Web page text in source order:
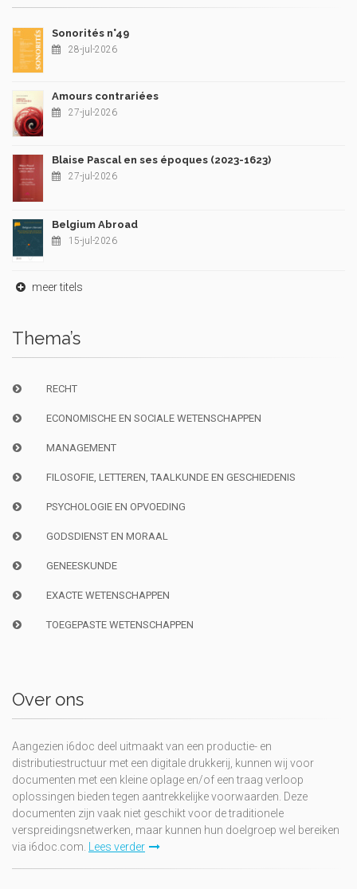
Sonorités n°49
28-jul-2026
Amours contrariées
27-jul-2026
Blaise Pascal en ses époques (2023-1623)
27-jul-2026
Belgium Abroad
15-jul-2026
meer titels
Thema’s
RECHT
ECONOMISCHE EN SOCIALE WETENSCHAPPEN
MANAGEMENT
FILOSOFIE, LETTEREN, TAALKUNDE EN GESCHIEDENIS
PSYCHOLOGIE EN OPVOEDING
GODSDIENST EN MORAAL
GENEESKUNDE
EXACTE WETENSCHAPPEN
TOEGEPASTE WETENSCHAPPEN
Over ons
Aangezien i6doc deel uitmaakt van een productie- en
distributiestructuur met een digitale drukkerij, kunnen wij voor
documenten met een kleine oplage en/of een traag verloop
oplossingen bieden tegen aantrekkelijke voorwaarden. Deze
documenten zijn vaak niet geschikt voor de traditionele
verspreidingsnetwerken, maar kunnen hun doelgroep wel bereiken
via i6doc.com. Lees verder